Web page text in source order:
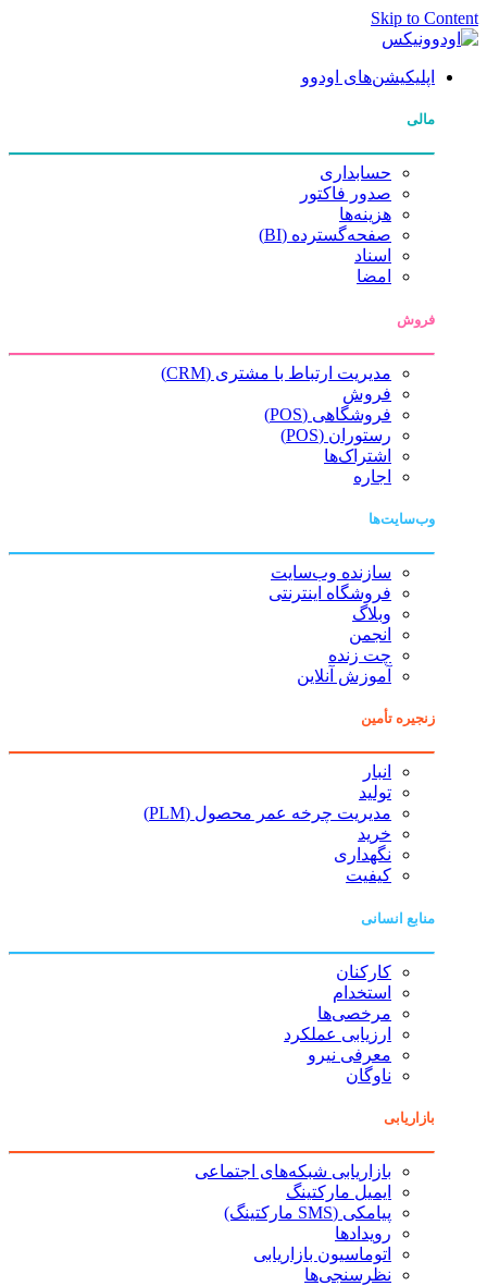
Skip to Content
اپلیکیشن‌های اودوو
مالی
حسابداری
صدور فاکتور
هزینه‌ها
صفحه‌گسترده (BI)
اسناد
امضا
فروش
مدیریت ارتباط با مشتری (CRM)
فروش
فروشگاهی (POS)
رستوران (POS)
اشتراک‌ها
اجاره
وب‌سایت‌ها
سازنده وب‌سایت
فروشگاه اینترنتی
وبلاگ
انجمن
چت زنده
آموزش آنلاین
زنجیره تأمین
انبار
تولید
مدیریت چرخه عمر محصول (PLM)
خرید
نگهداری
کیفیت
منابع انسانی
کارکنان
استخدام
مرخصی‌ها
ارزیابی عملکرد
معرفی نیرو
ناوگان
بازاریابی
بازاریابی شبکه‌های اجتماعی
ایمیل مارکتینگ
پیامکی (SMS مارکتینگ)
رویدادها
اتوماسیون بازاریابی
نظرسنجی‌ها